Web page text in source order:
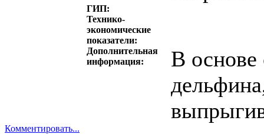
ГИП:
Технико-
экономические
показатели:
Дополнительная
информация:
В основе
Комментировать...